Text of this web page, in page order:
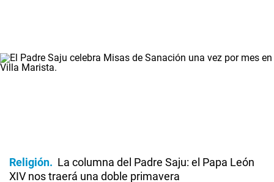
Religión
La columna del Padre Saju: el Papa León
XIV nos traerá una doble primavera